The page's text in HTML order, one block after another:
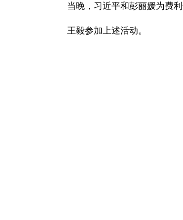
当晚，习近平和彭丽媛为费
王毅参加上述活动。